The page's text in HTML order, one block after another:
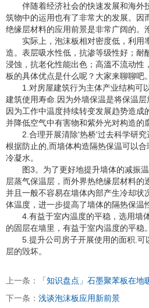
伴随着经济社会的快速发展和海外
筑物中的运用也有了非常大的发展。因
绝缘层材料的应用前景是非常广阔的。
实际上，泡沫板相对密度低，利用
造。表层吸水性低，抗渗等级性好；耐
浸蚀，抗老化性能出色；高溫不流动性
板的具体优点是什么呢？大家来聊聊吧。
1.对房屋建筑行为主体产业结构可
建筑使用寿命.因为外墙保温是将保温
因为工作中温度持续转变发展趋势造成
并降低空气中有害物和紫外光对构造的
2.合理开展清除'热桥'过去科学研
根据防止的,而墙体构造隔热保温可以
冷凝水。
图3。为了更好地提升墙体的减振
层蒸气保温层，而外界热绝缘层材料的
并且一般不容易在墙体內部产生冷却状
体温度，进一步提高了墙体的隔热保温
4.有益于室内温度的平稳，选用墙
的固层在墙里，有益于室内温度的平稳。
5.提升公司房子开展使用的面积.
层的毁坏。
上一条：
「知识盘点」石墨聚苯板在地
下一条： 浅谈泡沫板应用新前景